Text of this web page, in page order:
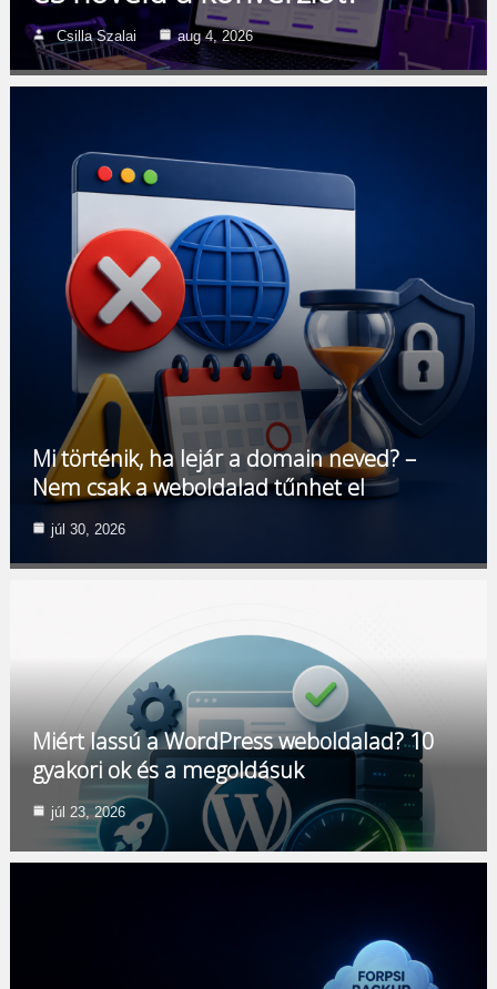
Csilla Szalai aug 4, 2026
Mi történik, ha lejár a domain neved? –
Nem csak a weboldalad tűnhet el
júl 30, 2026
Miért lassú a WordPress weboldalad? 10
gyakori ok és a megoldásuk
júl 23, 2026